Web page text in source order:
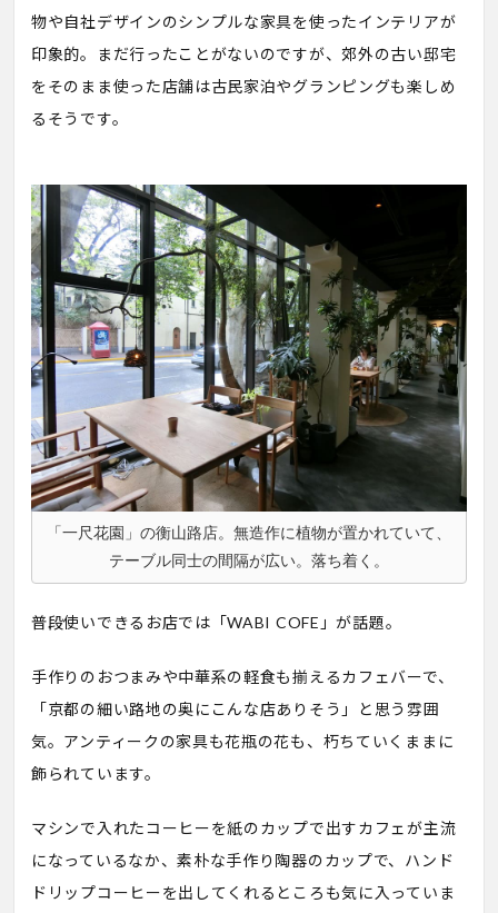
物や自社デザインのシンプルな家具を使ったインテリアが
印象的。まだ行ったことがないのですが、郊外の古い邸宅
をそのまま使った店舗は古民家泊やグランピングも楽しめ
るそうです。
「一尺花園」の衡山路店。無造作に植物が置かれていて、
テーブル同士の間隔が広い。落ち着く。
普段使いできるお店では「WABI COFE」が話題。
手作りのおつまみや中華系の軽食も揃えるカフェバーで、
「京都の細い路地の奥にこんな店ありそう」と思う雰囲
気。アンティークの家具も花瓶の花も、朽ちていくままに
飾られています。
マシンで入れたコーヒーを紙のカップで出すカフェが主流
になっているなか、素朴な手作り陶器のカップで、ハンド
ドリップコーヒーを出してくれるところも気に入っていま